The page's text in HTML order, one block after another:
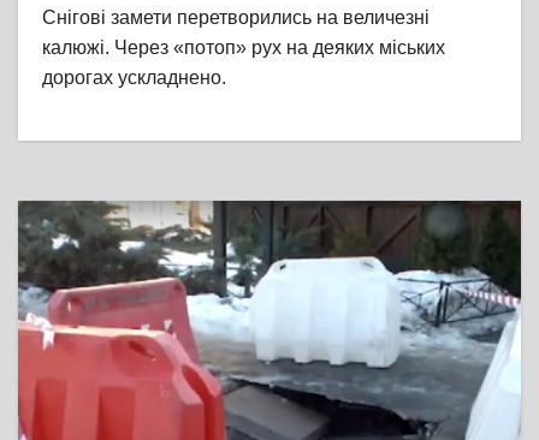
Снігові замети перетворились на величезні
калюжі. Через «потоп» рух на деяких міських
дорогах ускладнено.